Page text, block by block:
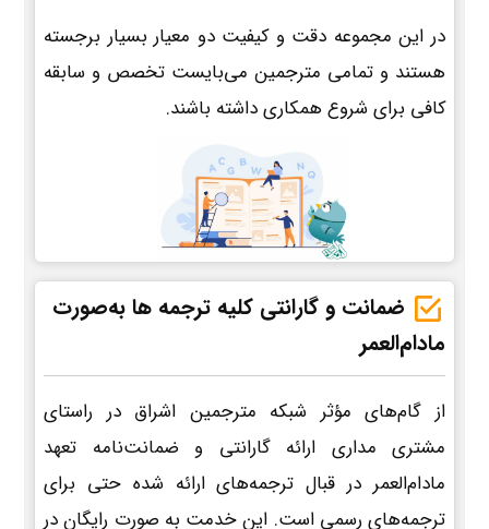
در این مجموعه دقت و کیفیت دو معیار بسیار برجسته
هستند و تمامی مترجمین می‌بایست تخصص و سابقه
کافی برای شروع همکاری داشته باشند.
ضمانت و گارانتی کلیه ترجمه ها به‌صورت
مادام‌العمر
از گام‌های مؤثر شبکه مترجمین اشراق در راستای
مشتری مداری ارائه گارانتی و ضمانت‌نامه تعهد
مادام‌العمر در قبال ترجمه‌های ارائه شده حتی برای
ترجمه‌های رسمی است. این خدمت به صورت رایگان در